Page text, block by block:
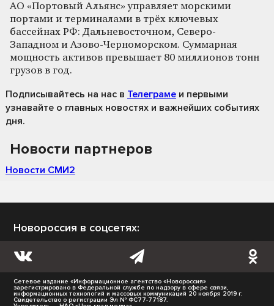
АО «Портовый Альянс» управляет морскими
портами и терминалами в трёх ключевых
бассейнах РФ: Дальневосточном, Северо-
Западном и Азово-Черноморском. Суммарная
мощность активов превышает 80 миллионов тонн
грузов в год.
Подписывайтесь на нас в Телеграме и первыми
узнавайте о главных новостях и важнейших событиях
дня.
Новости партнеров
Новости СМИ2
Новороссия в соцсетях:
Сетевое издание «Информационное агентство «Новороссия»
зарегистрировано в Федеральной службе по надзору в сфере связи,
информационных технологий и массовых коммуникаций 20 ноября 2019 г.
Свидетельство о регистрации Эл № ФС77-77187.